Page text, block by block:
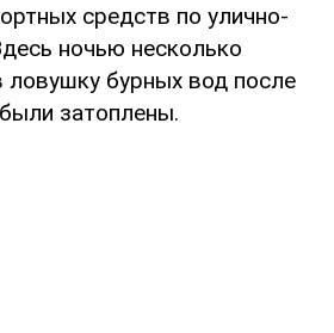
средств по улично-
ночью несколько
ловушку бурных вод после
затоплены.